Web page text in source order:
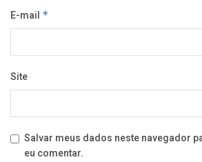
E-mail *
Site
Salvar meus dados neste navegador
eu comentar.